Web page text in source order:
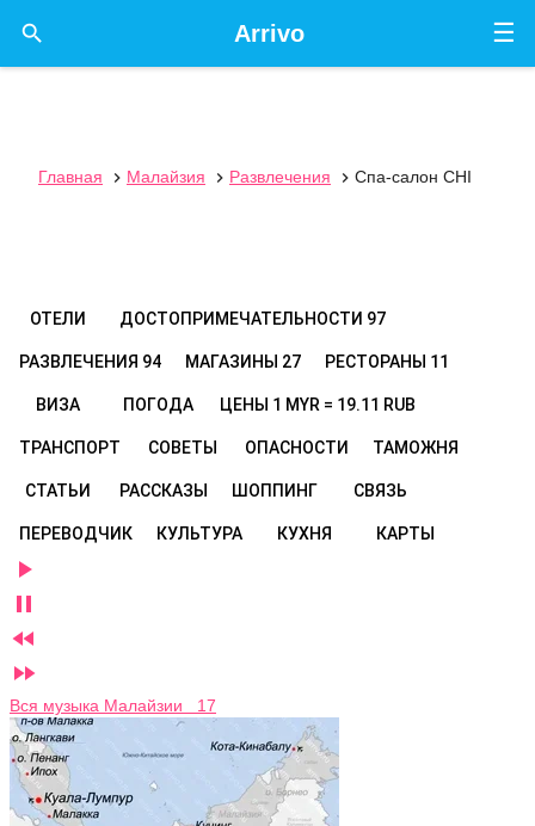
☰
Arrivo

Главная  Малайзия  Развлечения  Спа-салон CHI
ОТЕЛИ ДОСТОПРИМЕЧАТЕЛЬНОСТИ 97
РАЗВЛЕЧЕНИЯ 94 МАГАЗИНЫ 27 РЕСТОРАНЫ 11
ВИЗА ПОГОДА ЦЕНЫ 1 MYR = 19.11 RUB
ТРАНСПОРТ СОВЕТЫ ОПАСНОСТИ ТАМОЖНЯ
СТАТЬИ РАССКАЗЫ ШОППИНГ СВЯЗЬ
ПЕРЕВОДЧИК КУЛЬТУРА КУХНЯ КАРТЫ




Вся музыка Малайзии 17